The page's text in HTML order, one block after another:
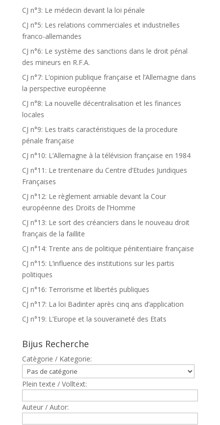
CJ n°3: Le médecin devant la loi pénale
CJ n°5: Les relations commerciales et industrielles
franco-allemandes
CJ n°6: Le système des sanctions dans le droit pénal
des mineurs en R.F.A.
CJ n°7: L’opinion publique française et l’Allemagne dans
la perspective européenne
CJ n°8: La nouvelle décentralisation et les finances
locales
CJ n°9: Les traits caractéristiques de la procedure
pénale française
CJ n°10: L’Allemagne à la télévision française en 1984
CJ n°11: Le trentenaire du Centre d’Etudes Juridiques
Françaises
CJ n°12: Le règlement amiable devant la Cour
européenne des Droits de l’Homme
CJ n°13: Le sort des créanciers dans le nouveau droit
français de la faillite
CJ n°14: Trente ans de politique pénitentiaire française
CJ n°15: L’influence des institutions sur les partis
politiques
CJ n°16: Terrorisme et libertés publiques
CJ n°17: La loi Badinter après cinq ans d’application
CJ n°19: L’Europe et la souveraineté des Etats
Bijus Recherche
Catègorie / Kategorie:
Plein texte / Volltext:
Auteur / Autor: